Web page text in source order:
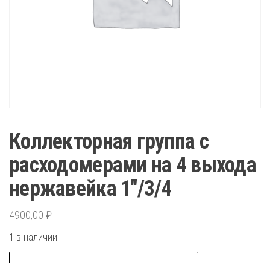
Коллекторная группа c
расходомерами на 4 выхода
нержавейка 1″/3/4
4900,00 ₽
1 в наличии